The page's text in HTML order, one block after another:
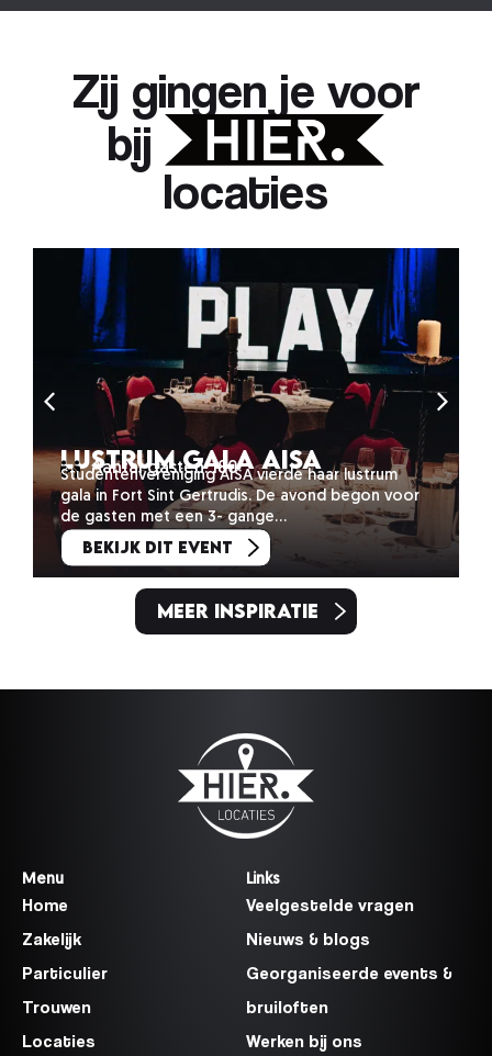
Zij gingen je voor
bij
locaties
Lustrum gala Aisa
Aantal gasten: 180
Studentenvereniging AISA vierde haar lustrum
gala in Fort Sint Gertrudis. De avond begon voor
de gasten met een 3- gange…
Bekijk dit event
Meer inspiratie
Menu
Home
Zakelijk
Particulier
Trouwen
Locaties
Links
Veelgestelde vragen
Nieuws & blogs
Georganiseerde events &
bruiloften
Werken bij ons